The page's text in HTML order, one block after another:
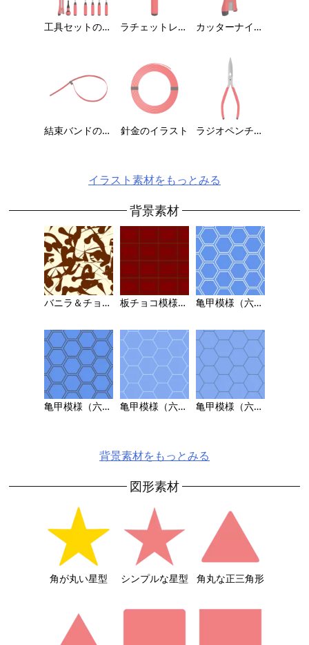
工具セットのイラスト ラチェットレンチのイラスト カッターナイフのイラスト
結束バンドのイラスト 針金のイラスト ラジオペンチのイラスト
イラスト素材をもっとみる
背景素材
バニラ＆チョコレート風の背景画像 板チョコ模様の背景画像 亀甲模様（六角形パターン）の背景画像 4
亀甲模様（六角形パターン）の背景画像 3 亀甲模様（六角形パターン）の背景画像 2 亀甲模様（六角形パターン）の背景画像 1
背景素材をもっとみる
図形素材
角が丸い星型 シンプルな星型 角丸な正三角形